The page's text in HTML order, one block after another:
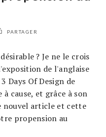
PARTAGER
? Je ne le crois
de l'anglaise
Days Of Design de
cause, et grâce à son
nouvel article et cette
propension au